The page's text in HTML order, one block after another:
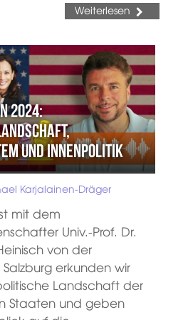
Weiterlesen
2024:
und Innenpolitik
Karjalainen-Dräger
mit dem
Univ.-Prof. Dr.
von der
Salzburg erkunden wir
Landschaft der
Staaten und geben